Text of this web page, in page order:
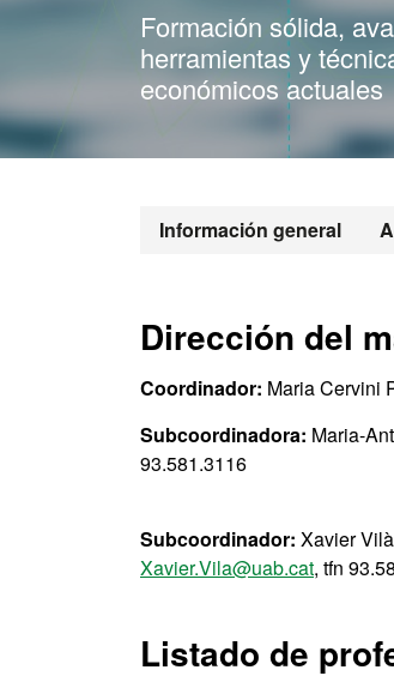
Formación sólida,
herramientas y
económicos actuales
Información general
Máster
Dirección del
Coordinador: Maria Cervini
Subcoordinadora: Maria-
93.581.3116
Subcoordinador: Xavier
Xavier.Vila@uab.cat, tfn
Listado de